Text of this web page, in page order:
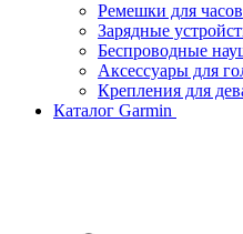
Ремешки для часов
Зарядные
Беспроводные
Аксессуары для
Крепления для
Каталог Garmin